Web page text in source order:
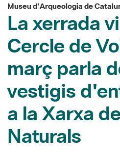
Museu d'Arqueologia de
La xerrada
Cercle de
març parla
vestigis
a la Xarxa
Naturals